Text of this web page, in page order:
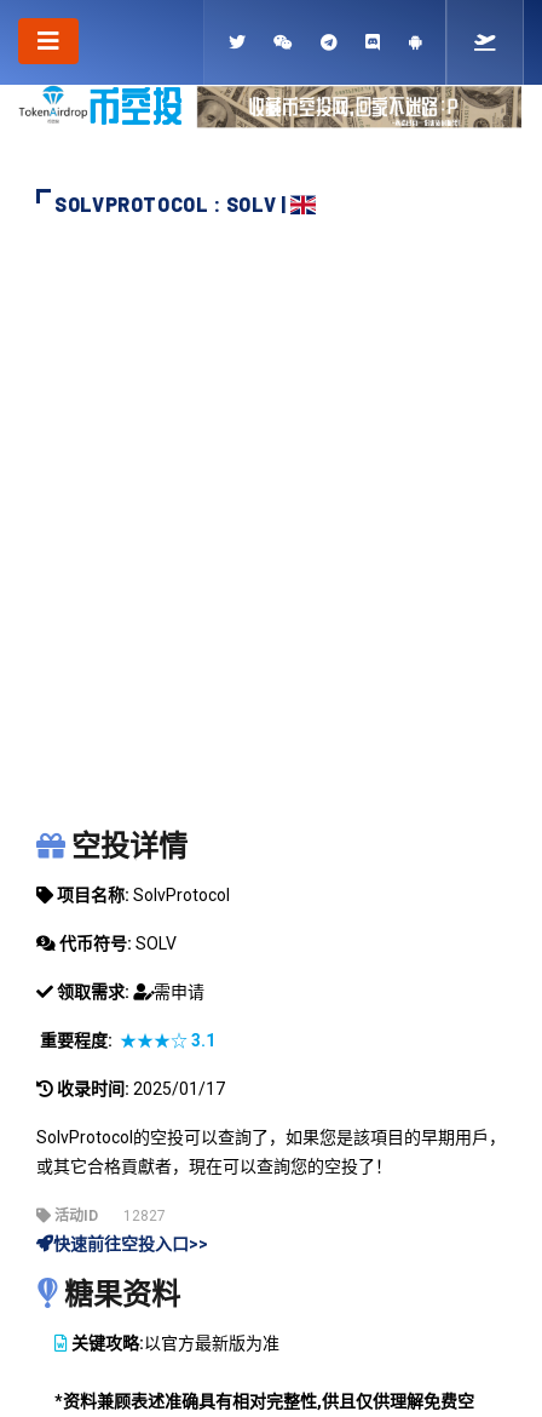
SOLVPROTOCOL : SOLV |
空投详情
项目名称: SolvProtocol
代币符号: SOLV
领取需求: 需申请
重要程度: ★★★☆3.1
收录时间: 2025/01/17
SolvProtocol的空投可以查詢了，如果您是該項目的早期用戶，
或其它合格貢獻者，現在可以查詢您的空投了！
活动ID 12827
快速前往空投入口>>
糖果资料
关键攻略:以官方最新版为准
*资料兼顾表述准确具有相对完整性,供且仅供理解免费空